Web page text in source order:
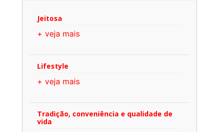
Jeitosa
+ veja mais
Lifestyle
+ veja mais
Tradição, conveniência e qualidade de
vida